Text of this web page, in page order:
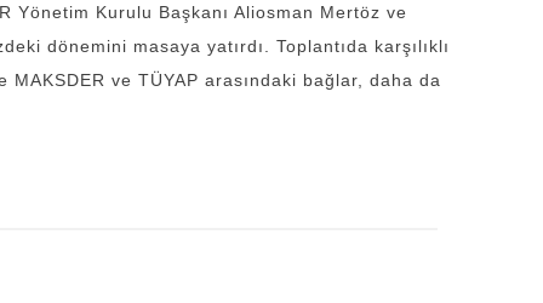
Yönetim Kurulu Başkanı Aliosman Mertöz ve
dönemini masaya yatırdı. Toplantıda karşılıklı
ve TÜYAP arasındaki bağlar, daha da